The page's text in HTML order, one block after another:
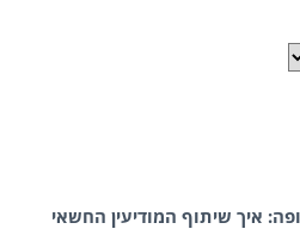
איך שיתוף המודיעין החשאי